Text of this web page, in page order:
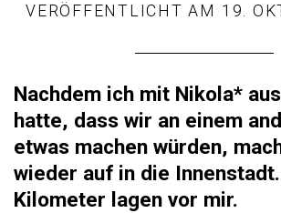
VERÖFFENTLICHT AM 19.
Nachdem ich mit Nikola*
hatte, dass wir an einem
etwas machen würden,
wieder auf in die
Kilometer lagen vor mir.